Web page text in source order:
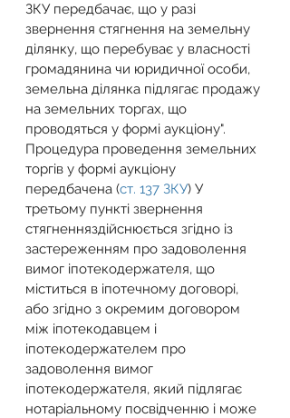
ЗКУ передбачає, що у разі
звернення стягнення на земельну
ділянку, що перебуває у власності
громадянина чи юридичної особи,
земельна ділянка підлягає продажу
на земельних торгах, що
проводяться у формі аукціону".
Процедура проведення земельних
торгів у формі аукціону
передбачена (ст. 137 ЗКУ) У
третьому пункті звернення
стягненняздійснюється згідно із
застереженням про задоволення
вимог іпотекодержателя, що
міститься в іпотечному договорі,
або згідно з окремим договором
між іпотекодавцем і
іпотекодержателем про
задоволення вимог
іпотекодержателя, який підлягає
нотаріальному посвідченню і може